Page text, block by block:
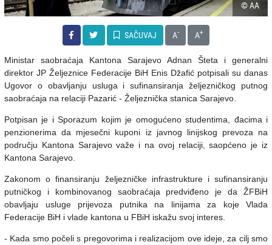
© AA
SAČUVAJ A- A+
Ministar saobraćaja Kantona Sarajevo Adnan Šteta i generalni
direktor JP Željeznice Federacije BiH Enis Džafić potpisali su danas
Ugovor o obavljanju usluga i sufinansiranja željezničkog putnog
saobraćaja na relaciji Pazarić - Željeznička stanica Sarajevo.
Potpisan je i Sporazum kojim je omogućeno studentima, đacima i
penzionerima da mjesečni kuponi iz javnog linijskog prevoza na
području Kantona Sarajevo važe i na ovoj relaciji, saopćeno je iz
Kantona Sarajevo.
Zakonom o finansiranju željezničke infrastrukture i sufinansiranju
putničkog i kombinovanog saobraćaja predviđeno je da ŽFBiH
obavljaju usluge prijevoza putnika na linijama za koje Vlada
Federacije BiH i vlade kantona u FBiH iskažu svoj interes.
- Kada smo počeli s pregovorima i realizacijom ove ideje, za cilj smo